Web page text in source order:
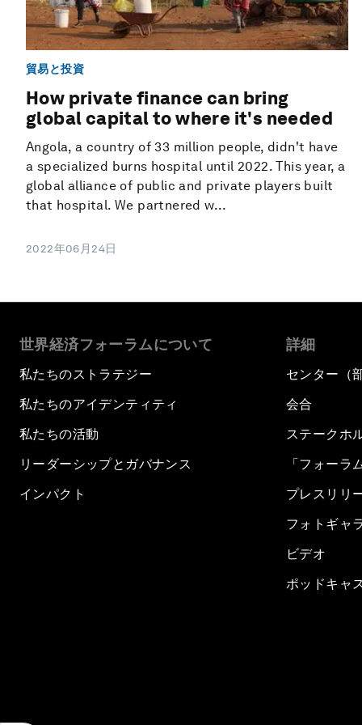
貿易と投資
How private finance can bring
global capital to where it's needed
Angola, a country of 33 million people, didn't have
a specialized burns hospital until 2022. This year, a
global alliance of public and private players built
that hospital. We partnered w...
2022年06月24日
世界経済フォーラムについて
私たちのストラテジー
私たちのアイデンティティ
私たちの活動
リーダーシップとガバナンス
インパクト
詳細
センター（
会合
ステークホ
「フォーラ
プレスリリ
フォトギャ
ビデオ
ポッドキャ